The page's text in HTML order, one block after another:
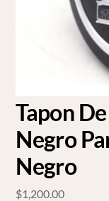
Tapon
Negro
Negro
$1,200.00